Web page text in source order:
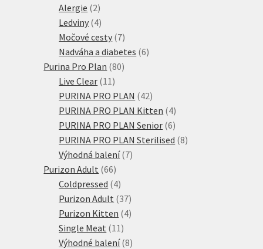
Alergie 22
produkty
Ledviny 44
produkty
Močové cesty 77
produktů
Nadváha a diabetes 66
Purina Pro Plan 8080
Live Clear 11 11
produktů
PURINA PRO PLAN 4242
produktů
PURINA PRO PLAN Kitten 44
produkty
PURINA PRO PLAN Senior 66
produktů
PURINA PRO PLAN Sterilised 88
Výhodná balení 77
Purizon Adult 6666
produktů
Coldpressed 44
produkty
Purizon Adult 3737
produktů
Purizon Kitten 44
Single Meat 11 11
produktů
Výhodné balení 88